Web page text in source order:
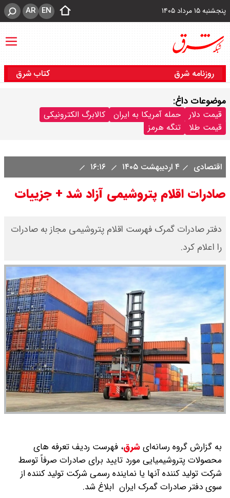
پنجشنبه ۱۵ مرداد ۱۴۰۵ EN
AR
روزنامه شرق کتاب شرق
موضوعات داغ:
قیمت دلار حمله آمریکا به ایران
کالابرگ الکترونیکی
قیمت طلا
تنگه هرمز
اقتصادی ۴ اردیبهشت ۱۴۰۵
صادرات اقلام پتروشیمی آزاد شد + جزییات
دفتر صادرات گمرک فهرست اقلام پتروشیمی مجاز به صادرات
را اعلام کرد.
به گزارش گروه رسانه‌ایشرق، فهرست ردیف تعرفه های
محصولات پتروشیمیایی مورد تایید برای صادرات صرفاً توسط
شرکت تولید کننده آنها یا نماینده رسمی شرکت تولید کننده از
سوی دفتر صادرات گمرک ایران ابلاغ شد.